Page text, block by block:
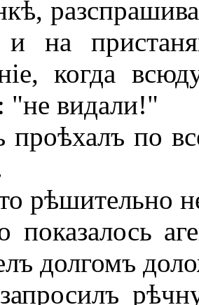
и на
когда
"не видали!"
по
рѣшительно
долгомъ